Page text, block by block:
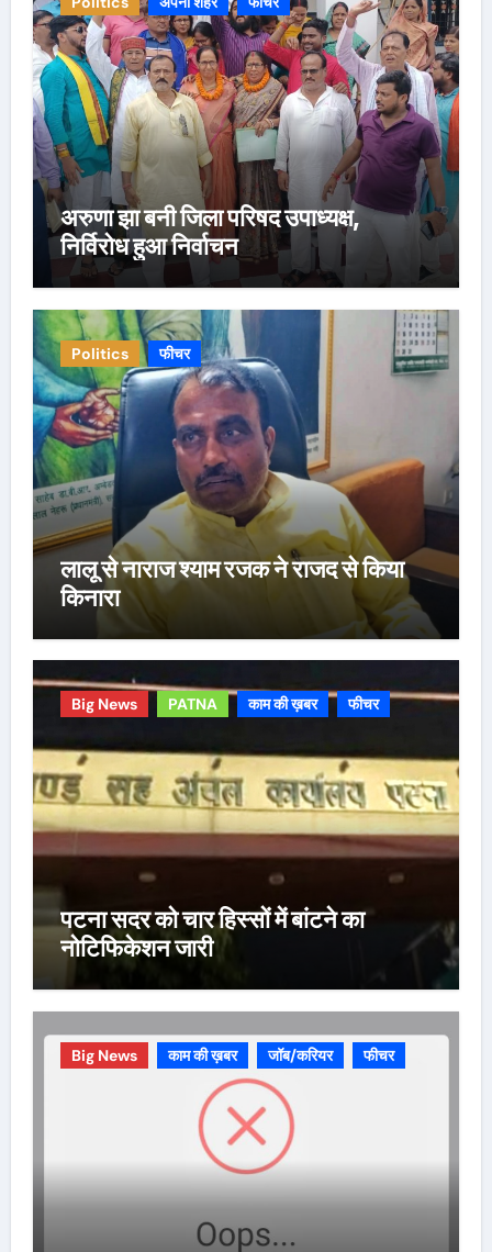
अरुणा झा बनी जिला परिषद उपाध्यक्ष,
निर्विरोध हुआ निर्वाचन
Politics फीचर
लालू से नाराज श्याम रजक ने राजद से किया
किनारा
Big News PATNA काम की ख़बर फीचर
पटना सदर को चार हिस्सों में बांटने का
नोटिफिकेशन जारी
Big News काम की ख़बर जॉब/करियर फीचर